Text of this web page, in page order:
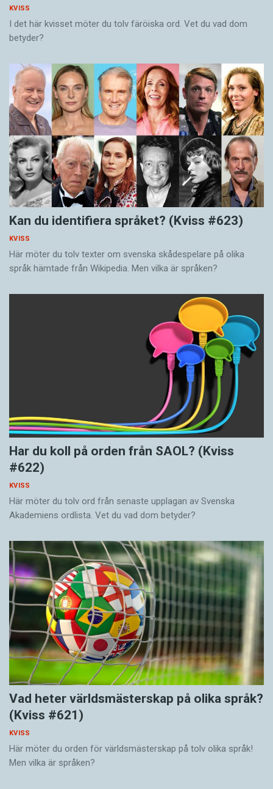
KVISS
I det här kvisset möter du tolv färöiska ord. Vet du vad dom
betyder?
Kan du identifiera språket? (Kviss #623)
KVISS
Här möter du tolv texter om svenska skådespelare på olika
språk hämtade från Wikipedia. Men vilka är språken?
Har du koll på orden från SAOL? (Kviss
#622)
KVISS
Här möter du tolv ord från senaste upplagan av Svenska
Akademiens ordlista. Vet du vad dom betyder?
Vad heter världsmästerskap på olika språk?
(Kviss #621)
KVISS
Här möter du orden för världsmästerskap på tolv olika språk!
Men vilka är språken?